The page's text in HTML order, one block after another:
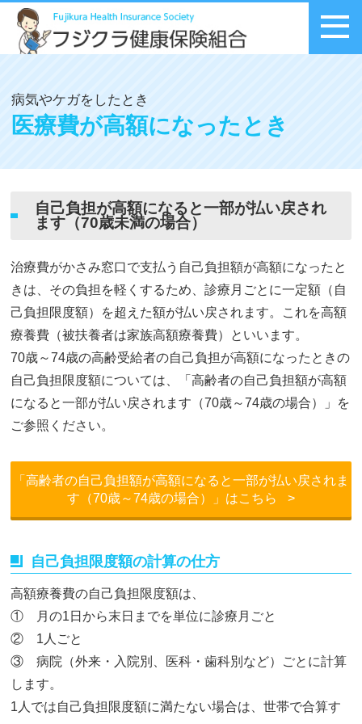
病気やケガをしたとき
医療費が高額になったとき
自己負担が高額になると一部が払い戻され
ます（70歳未満の場合）
治療費がかさみ窓口で支払う自己負担額が高額になったと
きは、その負担を軽くするため、診療月ごとに一定額（自
己負担限度額）を超えた額が払い戻されます。これを高額
療養費（被扶養者は家族高額療養費）といいます。
70歳～74歳の高齢受給者の自己負担が高額になったときの
自己負担限度額については、「高齢者の自己負担額が高額
になると一部が払い戻されます（70歳～74歳の場合）」を
ご参照ください。
「高齢者の自己負担額が高額になると一部が払い戻されま
す （70歳～74歳の場合）」はこちら >
自己負担限度額の計算の仕方
高額療養費の自己負担限度額は、
① 月の1日から末日までを単位に診療月ごと
② 1人ごと
③ 病院（外来・入院別、医科・歯科別など）ごとに計算
します。
1人では自己負担限度額に満たない場合は、世帯で合算す